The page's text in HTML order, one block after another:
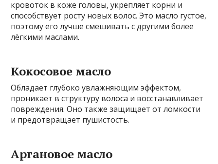
кровоток в коже головы, укрепляет корни и
способствует росту новых волос. Это масло густое,
поэтому его лучше смешивать с другими более
лёгкими маслами.
Кокосовое масло
Обладает глубоко увлажняющим эффектом,
проникает в структуру волоса и восстанавливает
повреждения. Оно также защищает от ломкости
и предотвращает пушистость.
Аргановое масло